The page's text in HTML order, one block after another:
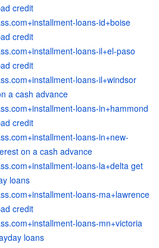
credit
loans-id+boise
credit
loans-il+el-paso
credit
loans-il+windsor
a cash advance
loans-in+hammond
credit
loans-in+new-
on a cash advance
loans-la+delta get
loans
loans-ma+lawrence
credit
loans-mn+victoria
loans